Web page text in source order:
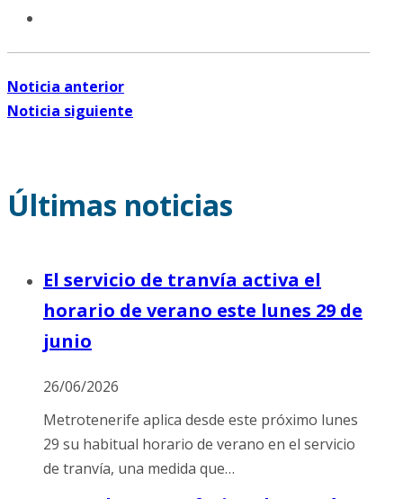
Noticia anterior
Noticia siguiente
Últimas noticias
El servicio de tranvía activa el
horario de verano este lunes 29 de
junio
26/06/2026
Metrotenerife aplica desde este próximo lunes
29 su habitual horario de verano en el servicio
de tranvía, una medida que…